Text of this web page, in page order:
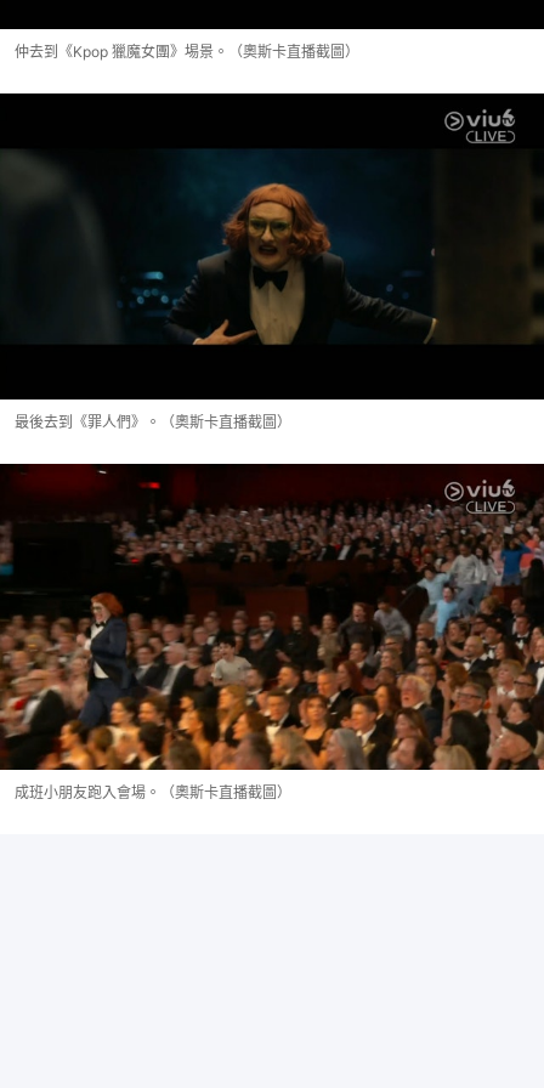
仲去到《Kpop 獵魔女團》埸景。（奧斯卡直播截圖）
最後去到《罪人們》。（奧斯卡直播截圖）
成班小朋友跑入會場。（奧斯卡直播截圖）